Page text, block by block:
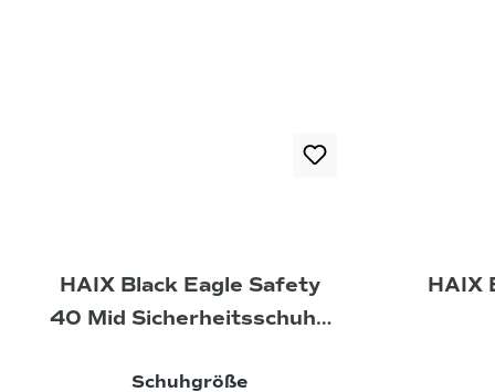
HAIX Black Eagle Safety
40 Mid Sicherheitsschuhe
Schuhgrößeauswählen
HAIX